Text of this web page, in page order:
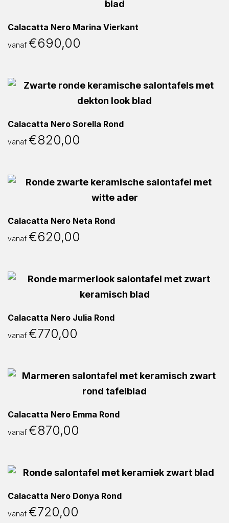
Calacatta Nero Marina Vierkant
vanaf €690,00
Calacatta Nero Sorella Rond
vanaf €820,00
Calacatta Nero Neta Rond
vanaf €620,00
Calacatta Nero Julia Rond
vanaf €770,00
Calacatta Nero Emma Rond
vanaf €870,00
Calacatta Nero Donya Rond
vanaf €720,00